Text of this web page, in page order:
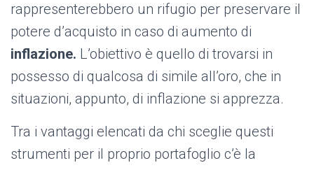
rappresenterebbero un rifugio per preservare il
potere d’acquisto in caso di aumento di
inflazione. L’obiettivo è quello di trovarsi in
possesso di qualcosa di simile all’oro, che in
situazioni, appunto, di inflazione si apprezza.
Tra i vantaggi elencati da chi sceglie questi
strumenti per il proprio portafoglio c’è la